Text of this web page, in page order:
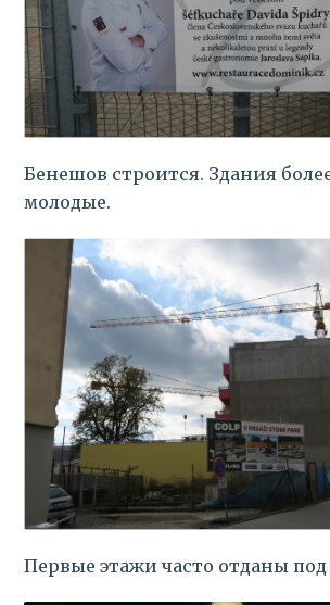
Бенешов строится. Здания
молодые.
Первые этажи часто отданы